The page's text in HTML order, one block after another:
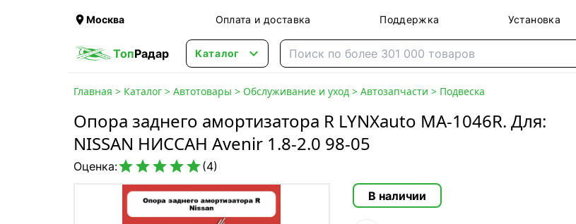
Москва Оплата и доставка Поддержка Установка
ТопРадар Каталог 
Главная > Каталог > Автотовары > Обслуживание и уход > Автозапчасти > Подвеска
Опора заднего амортизатора R LYNXauto MA-1046R. Для:
NISSAN НИССАН Avenir 1.8-2.0 98-05
Оценка:(4)
В наличии